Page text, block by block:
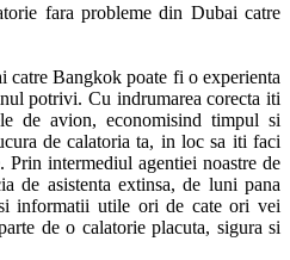
fara probleme din Dubai catre
catre Bangkok poate fi o experienta
potrivi. Cu indrumarea corecta iti
de avion, economisind timpul si
de calatoria ta, in loc sa iti faci
intermediul agentiei noastre de
de asistenta extinsa, de luni pana
informatii utile ori de cate ori vei
de o calatorie placuta, sigura si